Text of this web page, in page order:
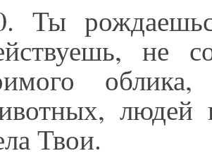
Ты
не
людей
Твои.